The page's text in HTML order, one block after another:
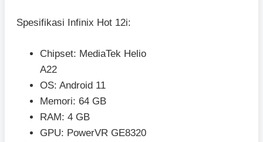
Spesifikasi Infinix Hot 12i:
Chipset: MediaTek Helio
A22
OS: Android 11
Memori: 64 GB
RAM: 4 GB
GPU: PowerVR GE8320